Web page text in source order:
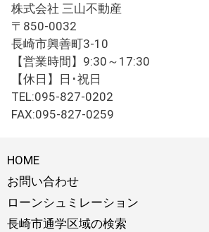
株式会社 三山不動産
〒850-0032
長崎市興善町3-10
【営業時間】9:30～17:30
【休日】日･祝日
TEL:095-827-0202
FAX:095-827-0259
HOME
お問い合わせ
ローンシュミレーション
長崎市通学区域の検索